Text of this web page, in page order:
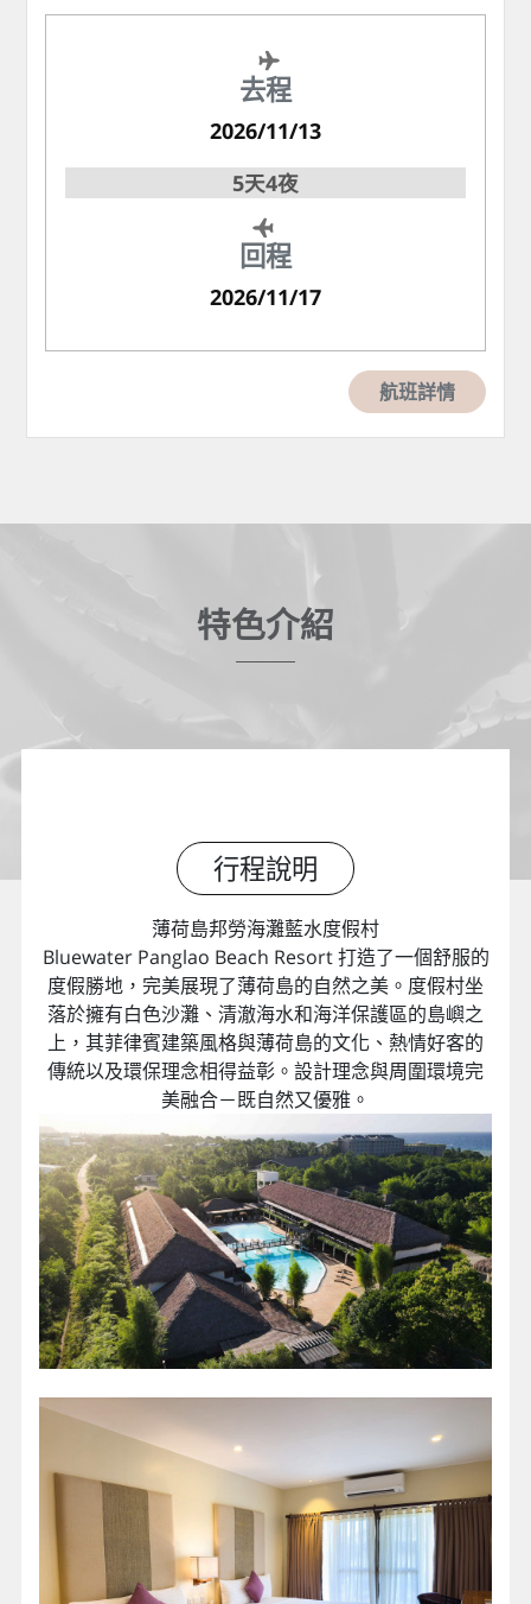
去程
2026/11/13
5天4夜
回程
2026/11/17
航班詳情
特色介紹
行程說明
薄荷島邦勞海灘藍水度假村
Bluewater Panglao Beach Resort 打造了一個舒服的
度假勝地，完美展現了薄荷島的自然之美。度假村坐
落於擁有白色沙灘、清澈海水和海洋保護區的島嶼之
上，其菲律賓建築風格與薄荷島的文化、熱情好客的
傳統以及環保理念相得益彰。設計理念與周圍環境完
美融合－既自然又優雅。